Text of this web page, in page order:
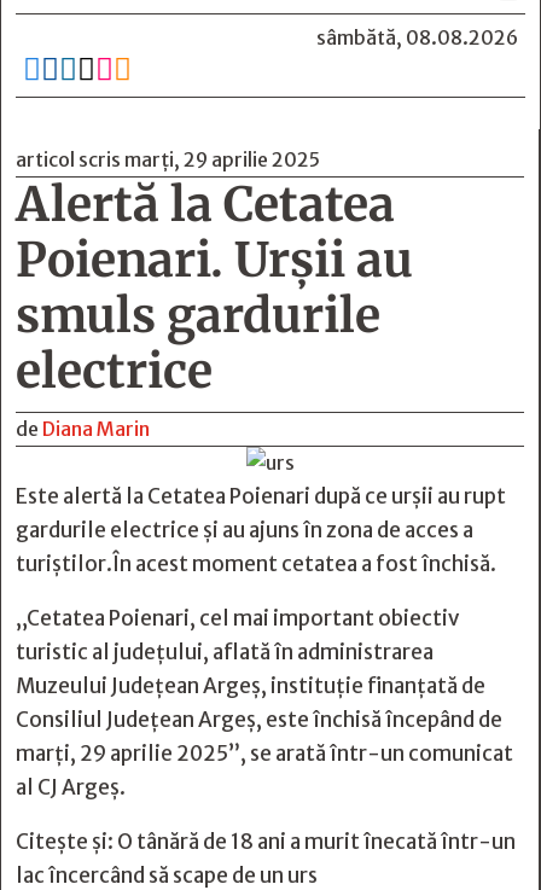
sâmbătă, 08.08.2026
     
articol scris marți, 29 aprilie 2025
Alertă la Cetatea
Poienari. Urșii au
smuls gardurile
electrice
de Diana Marin
Este alertă la Cetatea Poienari după ce urșii au rupt
gardurile electrice și au ajuns în zona de acces a
turiștilor.În acest moment cetatea a fost închisă.
„Cetatea Poienari, cel mai important obiectiv
turistic al județului, aflată în administrarea
Muzeului Județean Argeș, instituție finanțată de
Consiliul Județean Argeș, este închisă începând de
marți, 29 aprilie 2025”, se arată într-un comunicat
al CJ Argeș.
Citește și: O tânără de 18 ani a murit înecată într-un
lac încercând să scape de un urs